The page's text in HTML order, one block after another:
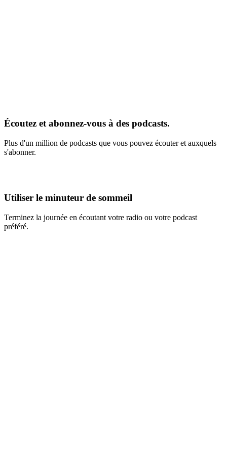
Écoutez et abonnez-vous à des podcasts.
Plus d'un million de podcasts que vous pouvez écouter et auxquels
s'abonner.
Utiliser le minuteur de sommeil
Terminez la journée en écoutant votre radio ou votre podcast
préféré.